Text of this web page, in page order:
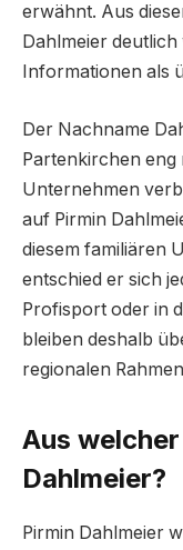
erwähnt. Aus
Dahlmeier
Informationen als
Der Nachname
Partenkirchen eng
Unternehmen
auf Pirmin
diesem familiären
entschied er sich
Profisport oder in
bleiben deshalb
regionalen
Aus
Dahlmeier?
Pirmin Dahlmeier